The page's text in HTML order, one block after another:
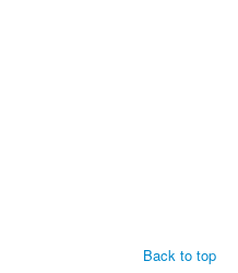
Back to top